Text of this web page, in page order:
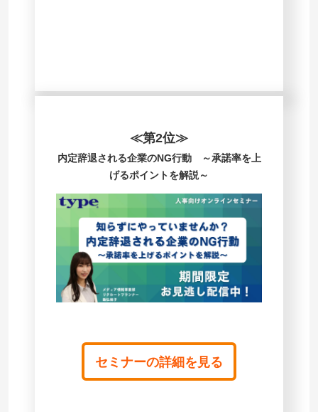
≪第2位≫
内定辞退される企業のNG行動 ～承諾率を上
げるポイントを解説～
セミナーの詳細を見る